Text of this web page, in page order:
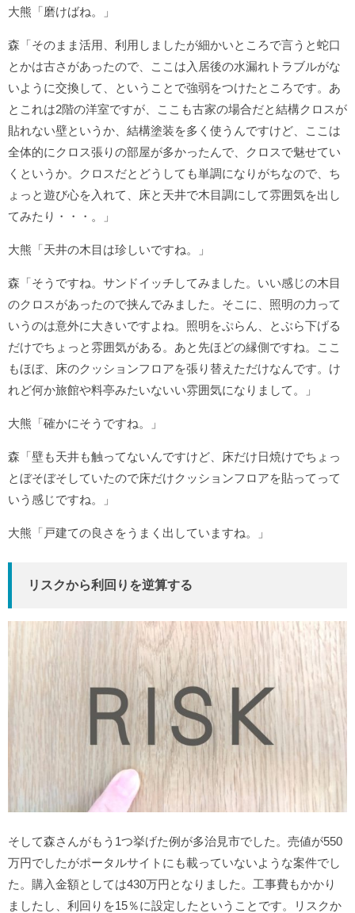
大熊「磨けばね。」
森「そのまま活用、利用しましたが細かいところで言うと蛇口
とかは古さがあったので、ここは入居後の水漏れトラブルがな
いように交換して、ということで強弱をつけたところです。あ
とこれは2階の洋室ですが、ここも古家の場合だと結構クロスが
貼れない壁というか、結構塗装を多く使うんですけど、ここは
全体的にクロス張りの部屋が多かったんで、クロスで魅せてい
くというか。クロスだとどうしても単調になりがちなので、ち
ょっと遊び心を入れて、床と天井で木目調にして雰囲気を出し
てみたり・・・。」
大熊「天井の木目は珍しいですね。」
森「そうですね。サンドイッチしてみました。いい感じの木目
のクロスがあったので挟んでみました。そこに、照明の力って
いうのは意外に大きいですよね。照明をぷらん、とぶら下げる
だけでちょっと雰囲気がある。あと先ほどの縁側ですね。ここ
もほぼ、床のクッションフロアを張り替えただけなんです。け
れど何か旅館や料亭みたいないい雰囲気になりまして。」
大熊「確かにそうですね。」
森「壁も天井も触ってないんですけど、床だけ日焼けでちょっ
とぼそぼそしていたので床だけクッションフロアを貼ってって
いう感じですね。」
大熊「戸建ての良さをうまく出していますね。」
リスクから利回りを逆算する
そして森さんがもう1つ挙げた例が多治見市でした。売値が550
万円でしたがポータルサイトにも載っていないような案件でし
た。購入金額としては430万円となりました。工事費もかかり
ましたし、利回りを15％に設定したということです。リスクか